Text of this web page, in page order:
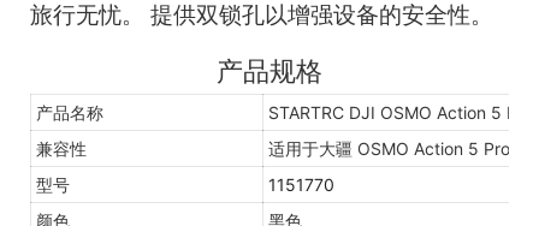
旅行无忧。 提供双锁孔以增强设备的安全性。
产品规格
产品名称
STARTRC DJI OSMO Action 5 Pro
兼容性
适用于大疆 OSMO Action 5 Pro
型号
1151770
颜色
黑色